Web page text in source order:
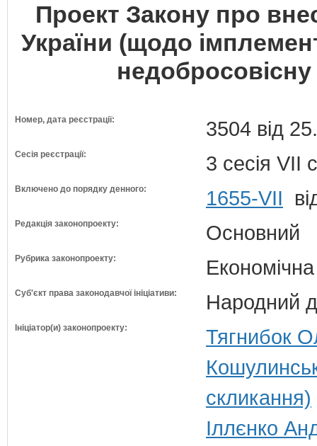
Проект Закону про
України (щодо
Номер, дата реєстрації: 3504 від
Сесія реєстрації: 3 сесія VII
Включено до порядку денного: 1655-VII
Редакція законопроекту: Основний
Рубрика законопроекту:
Суб'єкт права законодавчої ініціативи: Народний
Ініціатор(и) законопроекту:
Тягнибок
скликання)
Іллєнко